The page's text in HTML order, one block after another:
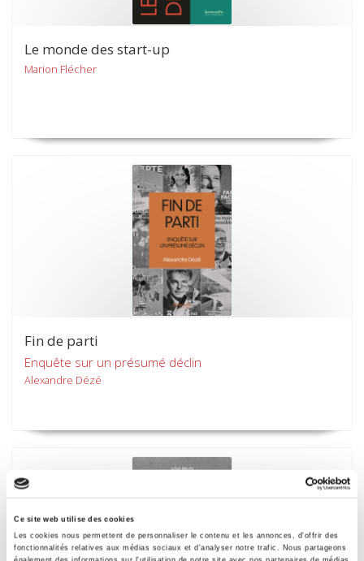
Ce site web utilise des cookies
Les cookies nous permettent de personnaliser le contenu et les annonces, d'offrir des
fonctionnalités relatives aux médias sociaux et d'analyser notre trafic. Nous partageons
Le monde des start-up
Marion Flécher
Fin de parti
Enquête sur un présumé déclin
Alexandre Dézé